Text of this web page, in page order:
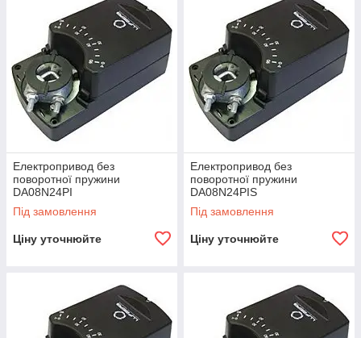
Електропривод без
поворотної пружини
DA08N24PI
Під замовлення
Ціну уточнюйте
Електропривод без
поворотної пружини
DA08N24PIS
Під замовлення
Ціну уточнюйте